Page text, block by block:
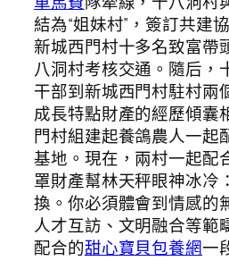
結為“姐妹村”，簽訂共建
新城西門村十多名致富帶
八洞村考核交通。隨后，
干部到新城西門村駐村兩
成長特點財產的經歷傾囊
門村組建起養鴿農人一起
基地。現在，兩村一起配
罩財產幫林天秤眼神冰冷
換。你必須體會到情感的
人才互訪、文明融合等範
配合的甜心寶貝包養網一